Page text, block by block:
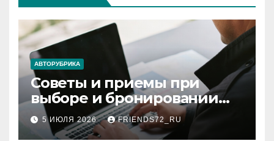
АВТОРУБРИКА
Советы и приемы при
выборе и бронировании
авиабилетов
5 ИЮЛЯ 2026 FRIENDS72_RU